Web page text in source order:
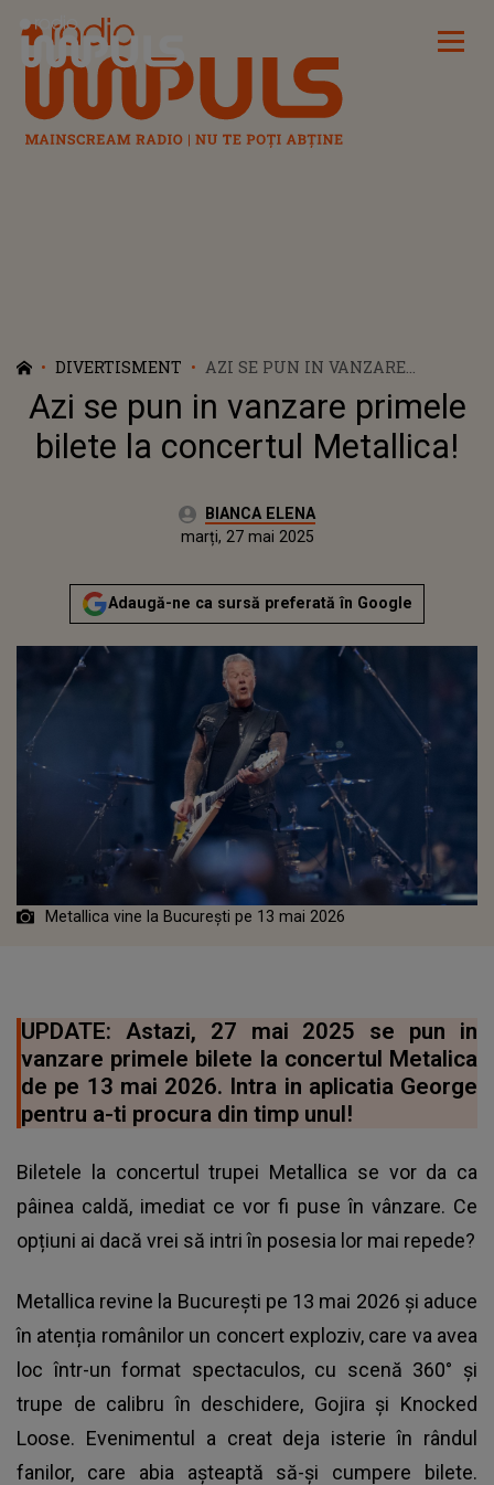
Radio Impuls
DIVERTISMENT
AZI SE PUN IN VANZARE
PRIMELE BILETE LA CONCERTUL
METALLICA!
Azi se pun in vanzare primele
bilete la concertul Metallica!
Autor:BIANCA ELENA
Actualizat:
marți, 27 mai 2025
Adaugă-ne ca sursă preferată în Google
Metallica vine la București pe 13 mai 2026
UPDATE: Astazi, 27 mai 2025 se pun in
vanzare primele bilete la concertul Metalica
de pe 13 mai 2026. Intra in aplicatia George
pentru a-ti procura din timp unul!
Biletele la concertul trupei Metallica se vor da ca
pâinea caldă, imediat ce vor fi puse în vânzare. Ce
opțiuni ai dacă vrei să intri în posesia lor mai repede?
Metallica revine la București pe 13 mai 2026 și aduce
în atenția românilor un concert exploziv, care va avea
loc într-un format spectaculos, cu scenă 360° și
trupe de calibru în deschidere, Gojira și Knocked
Loose. Evenimentul a creat deja isterie în rândul
fanilor, care abia așteaptă să-și cumpere bilete.